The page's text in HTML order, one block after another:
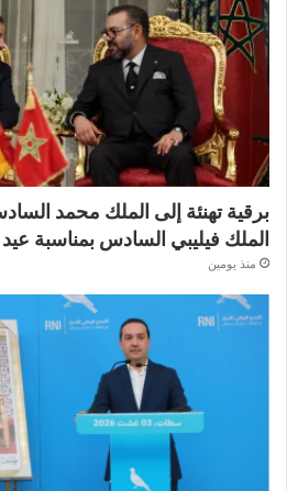
برقية تهنئة إلى الملك محمد
الملك فيليبي السادس بمناسبة
منذ يومين